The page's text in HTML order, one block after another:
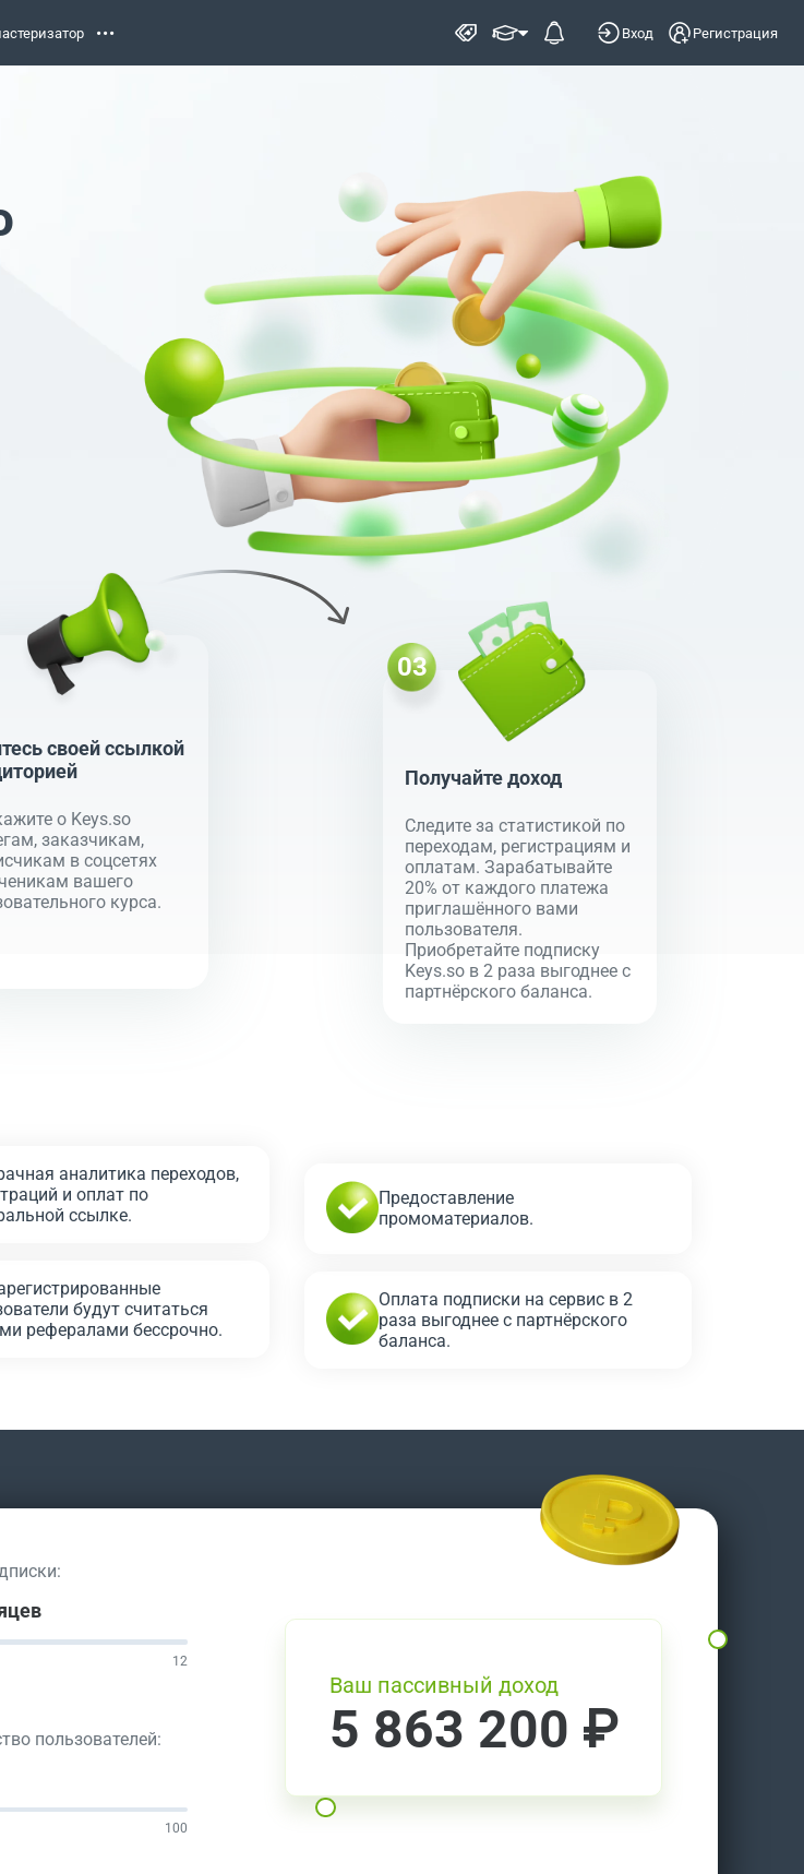
Вход Регистрация
своей ссылкой
о Keys.so
заказчикам,
в соцсетях
вашего
курса.
Получайте доход
Следите за статистикой по
переходам, регистрациям и
оплатам. Зарабатывайте
20% от каждого платежа
приглашённого вами
пользователя.
Приобретайте подписку
Keys.so в 2 раза выгоднее с
партнёрского баланса.
аналитика переходов,
и оплат по
ссылке.
будут считаться
рефералами бессрочно.
Предоставление
промоматериалов.
Оплата подписки на сервис в 2
раза выгоднее с партнёрского
баланса.
12
пользователей:
100
Ваш пассивный доход
5 863 200 ₽